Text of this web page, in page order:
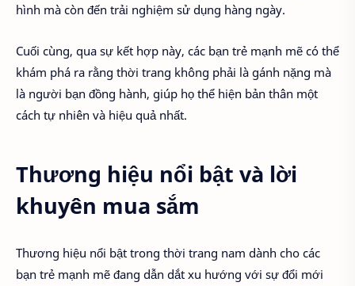
hình mà còn đến trải nghiệm sử dụng hàng ngày.
Cuối cùng, qua sự kết hợp này, các bạn trẻ mạnh mẽ có thể
khám phá ra rằng thời trang không phải là gánh nặng mà
là người bạn đồng hành, giúp họ thể hiện bản thân một
cách tự nhiên và hiệu quả nhất.
Thương hiệu nổi bật và lời
khuyên mua sắm
Thương hiệu nổi bật trong thời trang nam dành cho các
bạn trẻ mạnh mẽ đang dẫn dắt xu hướng với sự đổi mới